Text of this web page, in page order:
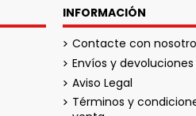
INFORMACIÓN
Contacte con
Envíos y devoluciones
Aviso Legal
Términos y